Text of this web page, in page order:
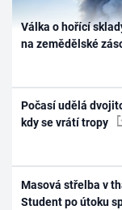
Válka o hořící
na zemědělské
Počasí udělá
kdy se vrátí tropy
Masová střelba v
Student po útoku